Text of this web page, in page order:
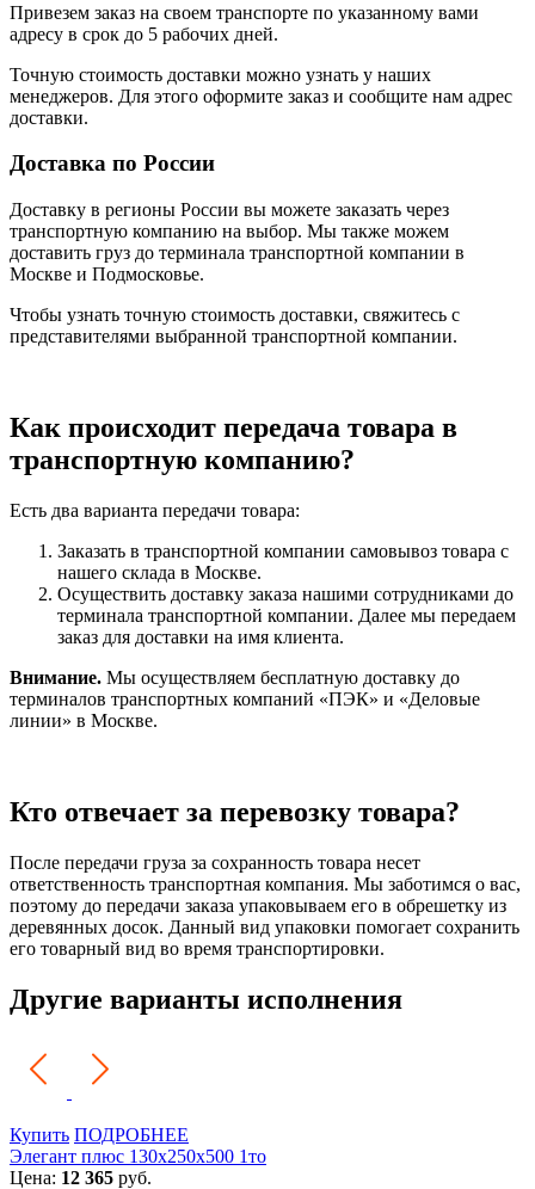
Привезем заказ на своем транспорте по указанному вами
адресу в срок до 5 рабочих дней.
Точную стоимость доставки можно узнать у наших
менеджеров. Для этого оформите заказ и сообщите нам адрес
доставки.
Доставка по России
Доставку в регионы России вы можете заказать через
транспортную компанию на выбор. Мы также можем
доставить груз до терминала транспортной компании в
Москве и Подмосковье.
Чтобы узнать точную стоимость доставки, свяжитесь с
представителями выбранной транспортной компании.
Как происходит передача товара в
транспортную компанию?
Есть два варианта передачи товара:
Заказать в транспортной компании самовывоз товара с
нашего склада в Москве.
Осуществить доставку заказа нашими сотрудниками до
терминала транспортной компании. Далее мы передаем
заказ для доставки на имя клиента.
Внимание. Мы осуществляем бесплатную доставку до
терминалов транспортных компаний «ПЭК» и «Деловые
линии» в Москве.
Кто отвечает за перевозку товара?
После передачи груза за сохранность товара несет
ответственность транспортная компания. Мы заботимся о вас,
поэтому до передачи заказа упаковываем его в обрешетку из
деревянных досок. Данный вид упаковки помогает сохранить
его товарный вид во время транспортировки.
Другие варианты исполнения
Купить ПОДРОБНЕЕ
Элегант плюс 130x250x500 1то
Цена: 12 365 руб.